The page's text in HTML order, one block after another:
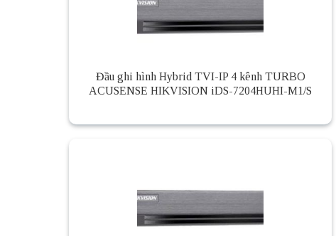
Đầu ghi hình Hybrid TVI-IP 4 kênh TURBO
ACUSENSE HIKVISION iDS-7204HUHI-M1/S